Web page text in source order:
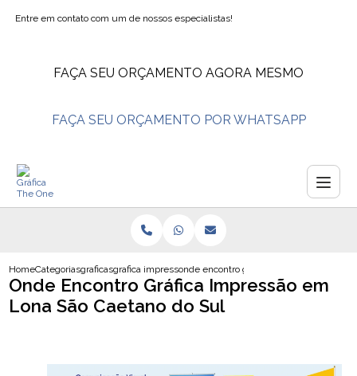
Entre em contato com um de nossos especialistas!
FAÇA SEU ORÇAMENTO AGORA MESMO
FAÇA SEU ORÇAMENTO POR WHATSAPP
HomeCategoriasgraficasgrafica impressao em lonaonde encontro grafica impressao em lona
Onde Encontro Gráfica Impressão em
Lona São Caetano do Sul